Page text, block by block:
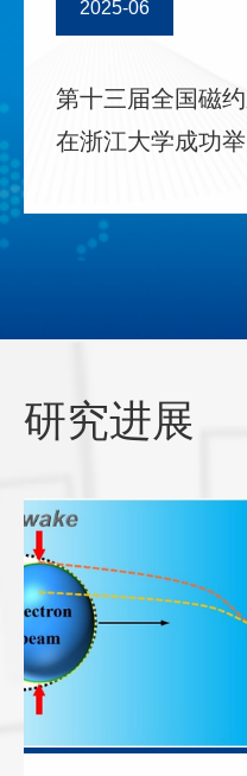
2025-06
第十三届全国磁
在浙江大学成功
研究进展